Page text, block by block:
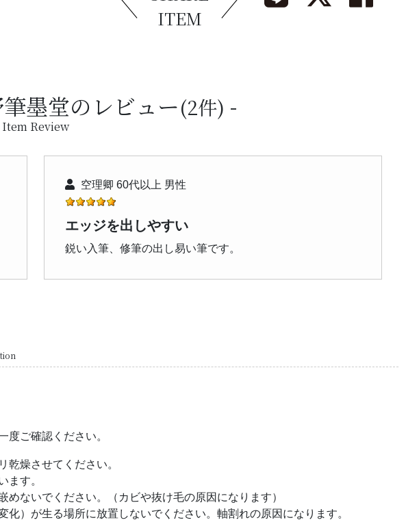
ITEM
墨堂のレビュー(2件)
Item Review
空理卿 60代以上 男性
エッジを出しやすい
鋭い入筆、修筆の出し易い筆です。
度ご確認ください。
乾燥させてください。
ます。
ないでください。（カビや抜け毛の原因になります）
）が生る場所に放置しないでください。軸割れの原因になります。